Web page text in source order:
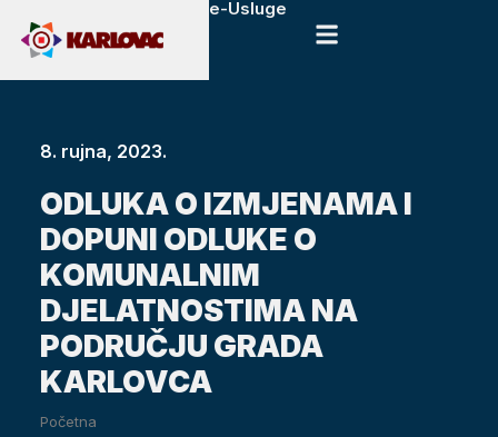
e-Usluge
8. rujna, 2023.
ODLUKA O IZMJENAMA I
DOPUNI ODLUKE O
KOMUNALNIM
DJELATNOSTIMA NA
PODRUČJU GRADA
KARLOVCA
Početna